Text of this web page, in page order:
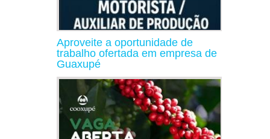
Aproveite a oportunidade de
trabalho ofertada em empresa de
Guaxupé